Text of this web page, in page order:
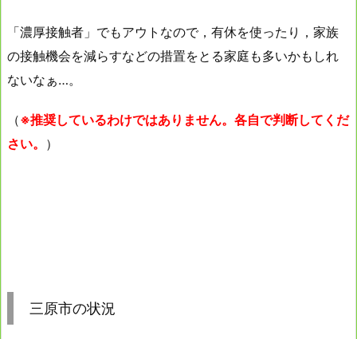
「濃厚接触者」でもアウトなので，有休を使ったり，家族
の接触機会を減らすなどの措置をとる家庭も多いかもしれ
ないなぁ…。
（※推奨しているわけではありません。各自で判断してくだ
さい。 ）
三原市の状況